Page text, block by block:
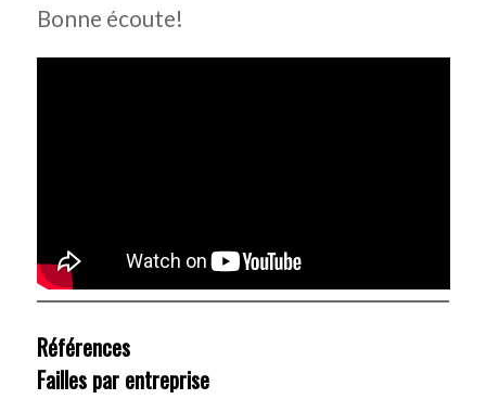
Bonne écoute!
Références
Failles par entreprise